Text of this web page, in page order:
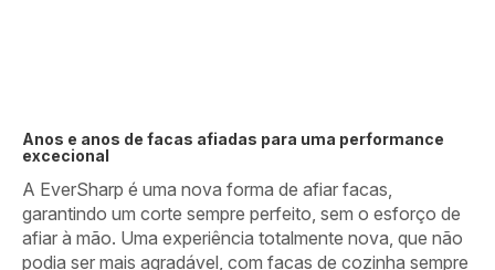
Anos e anos de facas afiadas para uma performance
excecional
A EverSharp é uma nova forma de afiar facas,
garantindo um corte sempre perfeito, sem o esforço de
afiar à mão. Uma experiência totalmente nova, que não
podia ser mais agradável, com facas de cozinha sempre